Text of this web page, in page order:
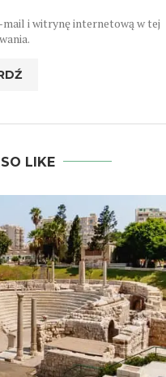
mail i witrynę internetową w tej
LIKE